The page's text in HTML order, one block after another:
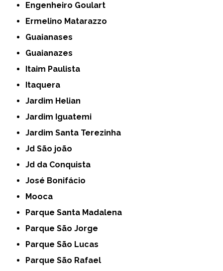
Engenheiro Goulart
Ermelino Matarazzo
Guaianases
Guaianazes
Itaim Paulista
Itaquera
Jardim Helian
Jardim Iguatemi
Jardim Santa Terezinha
Jd São joão
Jd da Conquista
José Bonifácio
Mooca
Parque Santa Madalena
Parque São Jorge
Parque São Lucas
Parque São Rafael